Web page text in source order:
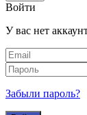
Войти
У вас нет
Забыли пароль?